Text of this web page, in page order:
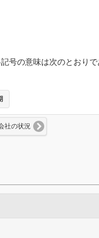
号の意味は次のとおりで
社の状況